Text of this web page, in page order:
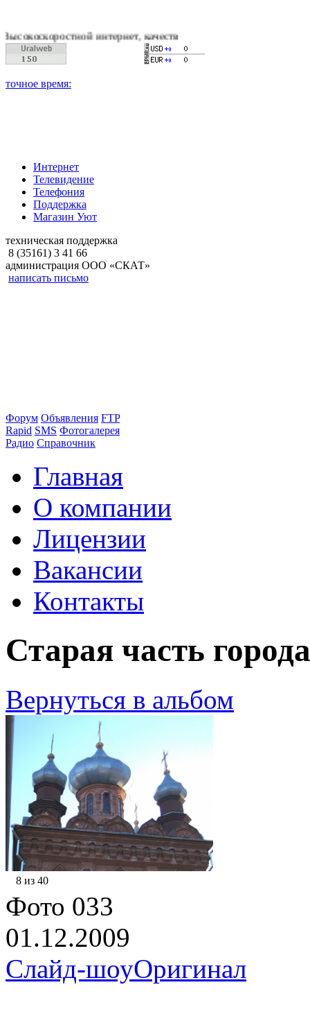
интернет, качественное цифровое и кабельное
Интернет
Телевидение
Телефония
Поддержка
Магазин Уют
техническая поддержка
8 (35161) 3 41 66
администрация ООО «СКАТ»
написать письмо
Форум Объявления FTP
Rapid SMS Фотогалерея
Радио Справочник
Главная
О компании
Лицензии
Вакансии
Контакты
Старая часть
Вернуться в альбом
8 из 40
Фото 033
01.12.2009
Слайд-шоуОригинал